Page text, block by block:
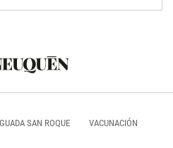
SAN ROQUE VACUNACIÓN